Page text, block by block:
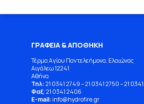
ΓΡΑΦΕΙΑ & ΑΠΟΘΗΚΗ
Τέρμα Αγίου Παντελεήμονα, Ελαιώνας
Αιγάλεω 12241
Αθήνα
Τηλ:21 0341 2749–21 0341 2750–21
Φαξ: 21 0341 2406
E-mail: info@hydrofire.gr